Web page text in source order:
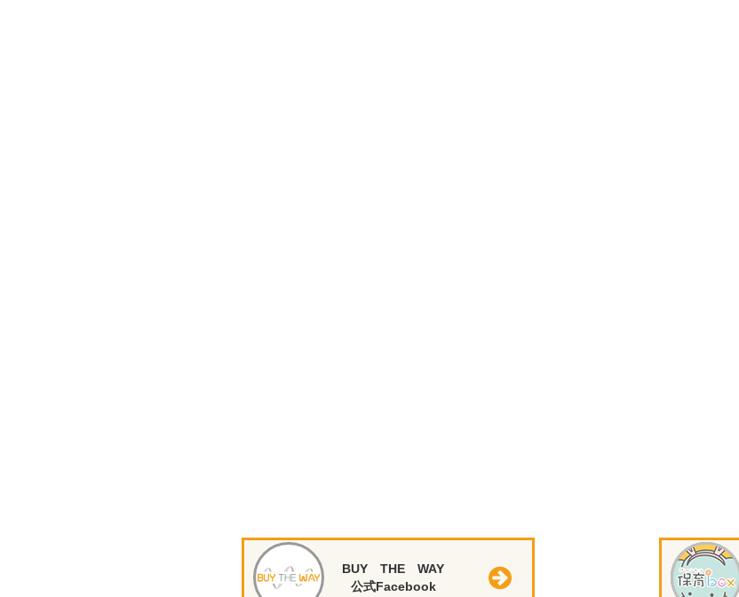
BUY THE WAY
公式Facebook